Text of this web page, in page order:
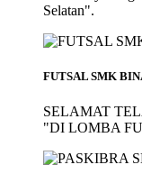
Selatan".
FUTSAL SMK
SELAMAT
"DI LOMBA